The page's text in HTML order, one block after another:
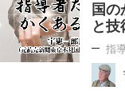
国
と技
指